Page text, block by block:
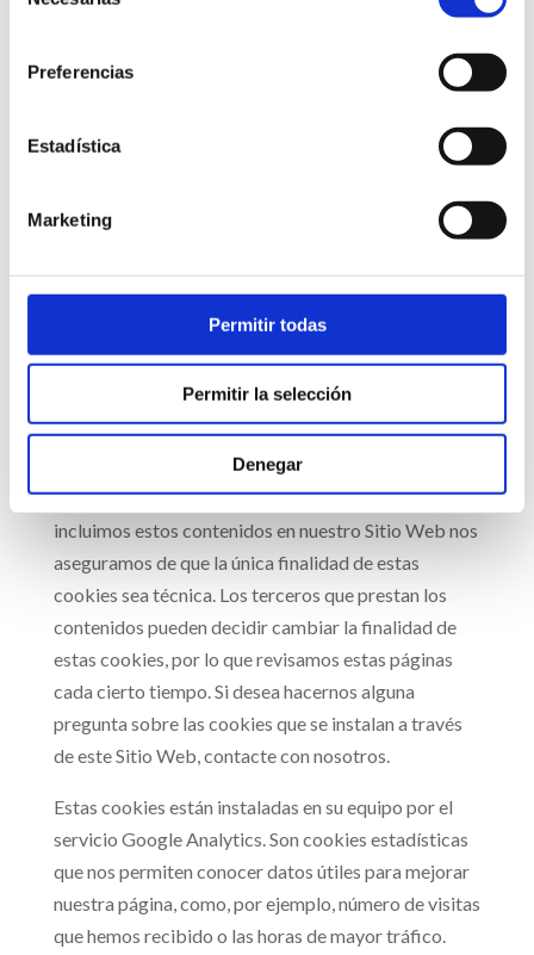
Preferencias
Estadística
Marketing
Permitir todas
Permitir la selección
Denegar
registrar su actividad en el Sitio Web y permitirle
Las cookies no son virus informáticos. No dañan su
eliminarlas en cualquier momento, o rechazarlas
configurando el programa de navegación que utiliza.
Usted puede recibir dos tipos de cookies al visitar
Cookies de terceros.
En alguna página del Sitio Web se muestra contenido
embebido o invocado a través del cual se pueden
estar instalando cookies de terceros. Cuando
incluimos estos contenidos en nuestro Sitio Web nos
aseguramos de que la única finalidad de estas
cookies sea técnica. Los terceros que prestan los
contenidos pueden decidir cambiar la finalidad de
estas cookies, por lo que revisamos estas páginas
cada cierto tiempo. Si desea hacernos alguna
pregunta sobre las cookies que se instalan a través
de este Sitio Web, contacte con nosotros.
Estas cookies están instaladas en su equipo por el
servicio Google Analytics. Son cookies estadísticas
que nos permiten conocer datos útiles para mejorar
nuestra página, como, por ejemplo, número de visitas
que hemos recibido o las horas de mayor tráfico.